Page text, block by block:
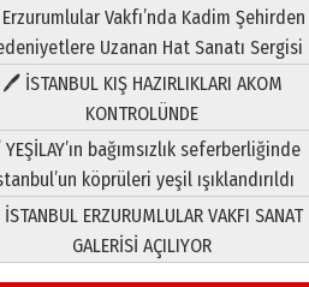
Vakfı’nda Kadim Şehirden
Uzanan Hat Sanatı Sergisi
🖊 İSTANBUL KIŞ HAZIRLIKLARI AKOM
KONTROLÜNDE
bağımsızlık seferberliğinde
köprüleri yeşil ışıklandırıldı
ERZURUMLULAR VAKFI SANAT
GALERİSİ AÇILIYOR
09 Temmuz 2026 Perşembe
Yusuf POLAT
Şampiyonluk Sebahattin
Şirin’e yazar
11 Mayıs 2026 Pazartesi
Neşat YALÇIN
Paranın Aile Kültüründeki Yeri
03 Ağustos 2026 Pazartesi